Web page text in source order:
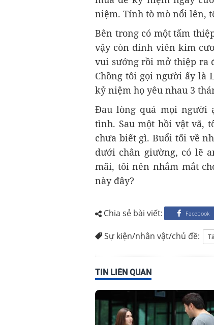
niệm. Tính tò mò nổi lên,
Bên trong có một tấm
vậy còn đính viên kim
vui sướng rồi mở thiệp ra
Chồng tôi gọi người ấy là
kỷ niệm họ yêu nhau 3
Đau lòng quá mọi người
tình. Sau một hồi vật vã,
chưa biết gì. Buổi tối về
dưới chân giường, có lẽ
mãi, tôi nên nhắm mắt
này đây?
Chia sẻ bài viết:
Facebook
Sự kiện/nhân vật/chủ đề:
TIN LIÊN QUAN